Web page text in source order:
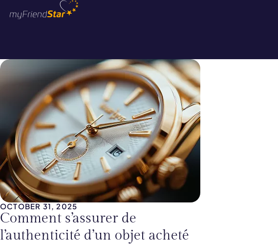
OCTOBER 31, 2025
Comment s’assurer de
l’authenticité d’un objet acheté